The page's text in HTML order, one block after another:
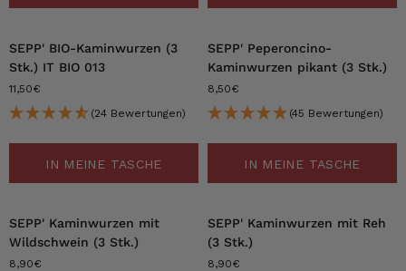
SEPP' BIO-Kaminwurzen (3
Stk.) IT BIO 013
11,50€
(24 Bewertungen)
IN MEINE TASCHE
SEPP' Peperoncino-
Kaminwurzen pikant (3 Stk.)
8,50€
(45 Bewertungen)
IN MEINE TASCHE
SEPP' Kaminwurzen mit
Wildschwein (3 Stk.)
8,90€
SEPP' Kaminwurzen mit Reh
(3 Stk.)
8,90€